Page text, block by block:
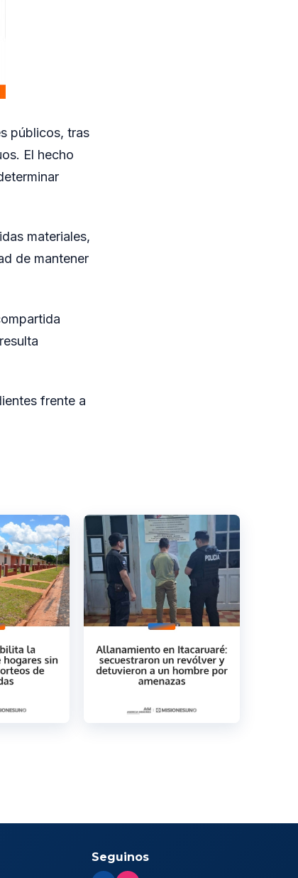
públicos, tras
El hecho
materiales,
de mantener
frente a
Seguinos